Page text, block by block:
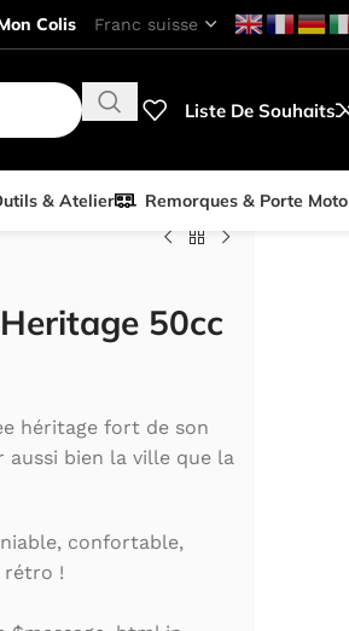
Colis
Liste De Souhaits
& Atelier Remorques & Porte Moto
50cc
héritage fort de son
bien la ville que la
confortable,
rétro !